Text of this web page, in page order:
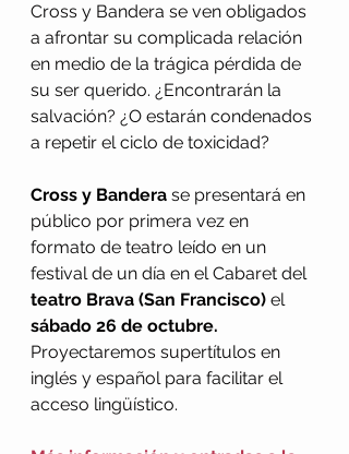
Cross y Bandera se ven obligados
a afrontar su complicada relación
en medio de la trágica pérdida de
su ser querido. ¿Encontrarán la
salvación? ¿O estarán condenados
a repetir el ciclo de toxicidad?
Cross y Bandera se presentará en
público por primera vez en
formato de teatro leído en un
festival de un día en el Cabaret del
teatro Brava (San Francisco) el
sábado 26 de octubre.
Proyectaremos supertítulos en
inglés y español para facilitar el
acceso lingüístico.